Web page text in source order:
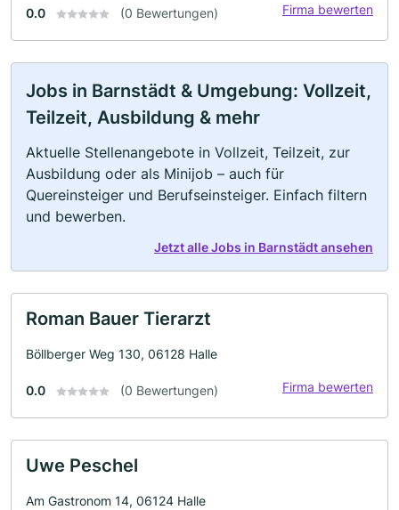
0.0 (0 Bewertungen) Firma bewerten
Jobs in Barnstädt & Umgebung: Vollzeit,
Teilzeit, Ausbildung & mehr
Aktuelle Stellenangebote in Vollzeit, Teilzeit, zur
Ausbildung oder als Minijob – auch für
Quereinsteiger und Berufseinsteiger. Einfach filtern
und bewerben.
Jetzt alle Jobs in Barnstädt ansehen
Roman Bauer Tierarzt
Böllberger Weg 130, 06128 Halle
0.0 (0 Bewertungen) Firma bewerten
Uwe Peschel
Am Gastronom 14, 06124 Halle